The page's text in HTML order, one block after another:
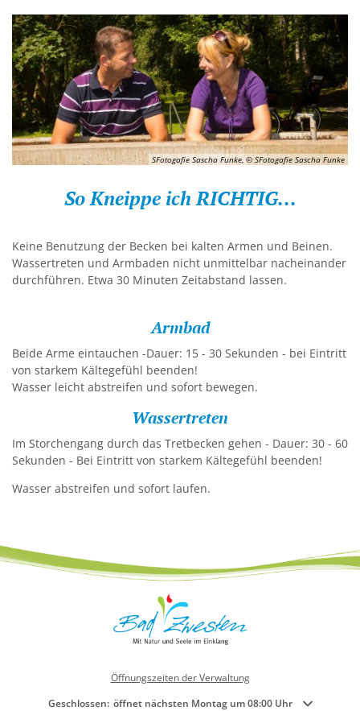
SFotogafie Sascha Funke, © SFotogafie Sascha Funke
So Kneippe ich RICHTIG...
Keine Benutzung der Becken bei kalten Armen und Beinen.
Wassertreten und Armbaden nicht unmittelbar nacheinander
durchführen. Etwa 30 Minuten Zeitabstand lassen.
Armbad
Beide Arme eintauchen -Dauer: 15 - 30 Sekunden - bei Eintritt
von starkem Kältegefühl beenden!
Wasser leicht abstreifen und sofort bewegen.
Wassertreten
Im Storchengang durch das Tretbecken gehen - Dauer: 30 - 60
Sekunden - Bei Eintritt von starkem Kältegefühl beenden!
Wasser abstreifen und sofort laufen.
Öffnungszeiten der Verwaltung
Klicken, um weitere Öffnungs- oder Schließzeiten auszublenden
Geschlossen: öffnet nächsten Montag um 08:00 Uhr